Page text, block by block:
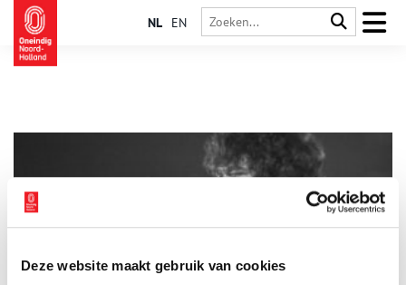
Deze website maakt gebruik van cookies
NL EN